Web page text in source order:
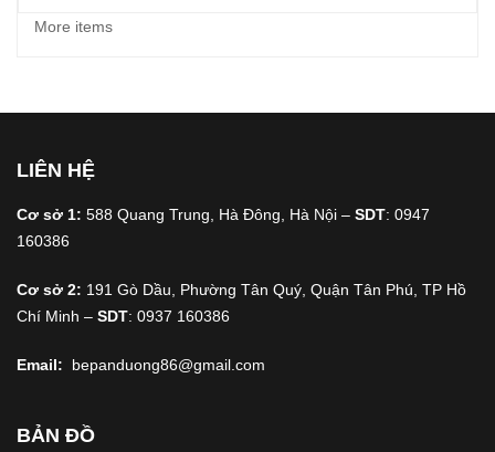
More items
LIÊN HỆ
Cơ sở 1: 588 Quang Trung, Hà Đông, Hà Nội – SDT: 0947
160386
Cơ sở 2: 191 Gò Dầu, Phường Tân Quý, Quận Tân Phú, TP Hồ
Chí Minh – SDT: 0937 160386
Email: bepanduong86@gmail.com
BẢN ĐỒ